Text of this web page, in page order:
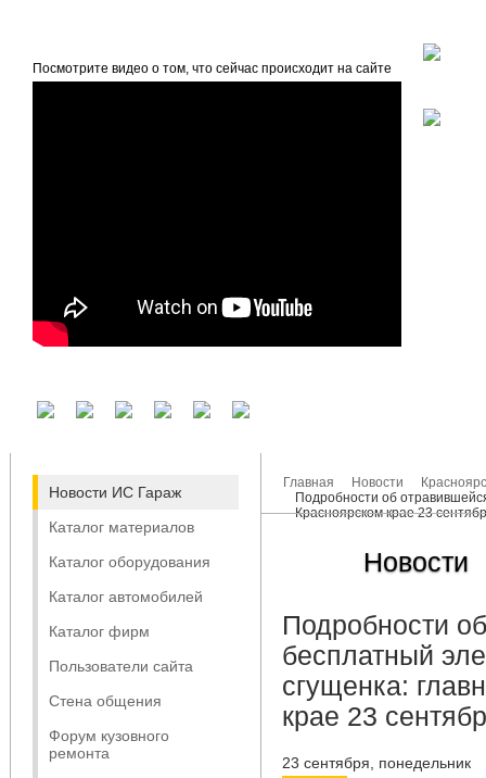
Посмотрите видео о том, что сейчас происходит на сайте
Новости ИС Гараж
Каталог материалов
Каталог оборудования
Каталог автомобилей
Каталог фирм
Пользователи сайта
Стена общения
Форум кузовного
ремонта
Главная Новости
Подробности об
Красноярском крае 23
Новости
Подробности
бесплатный
сгущенка:
крае 23
23 сентября, понедельник